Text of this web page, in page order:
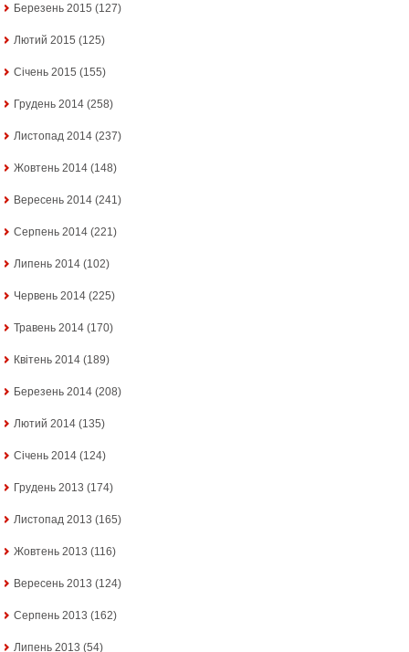
Березень 2015 (127)
Лютий 2015 (125)
Січень 2015 (155)
Грудень 2014 (258)
Листопад 2014 (237)
Жовтень 2014 (148)
Вересень 2014 (241)
Серпень 2014 (221)
Липень 2014 (102)
Червень 2014 (225)
Травень 2014 (170)
Квітень 2014 (189)
Березень 2014 (208)
Лютий 2014 (135)
Січень 2014 (124)
Грудень 2013 (174)
Листопад 2013 (165)
Жовтень 2013 (116)
Вересень 2013 (124)
Серпень 2013 (162)
Липень 2013 (54)